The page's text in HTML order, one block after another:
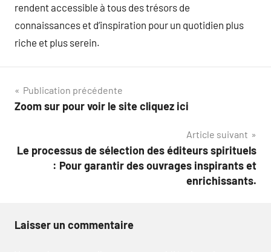
rendent accessible à tous des trésors de
connaissances et d’inspiration pour un quotidien plus
riche et plus serein.
Navigation
de
Publication précédente
Zoom sur pour voir le site cliquez ici
Article suivant
Le processus de sélection des éditeurs spirituels
: Pour garantir des ouvrages inspirants et
enrichissants.
Laisser un commentaire